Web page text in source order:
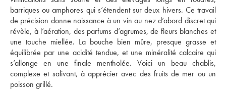
barriques ou amphores qui s’étendent sur deux hivers. Ce travail
de précision donne naissance à un vin au nez d’abord discret qui
révèle, à l’aération, des parfums d’agrumes, de fleurs blanches et
une touche miellée. La bouche bien mûre, presque grasse et
équilibrée par une acidité tendue, et une minéralité calcaire qui
s’allonge en une finale mentholée. Voici un beau chablis,
complexe et salivant, à apprécier avec des fruits de mer ou un
poisson grillé.